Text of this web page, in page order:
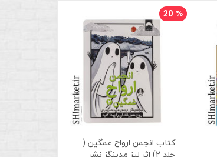
کتاب انجمن ارواح غمگین (
20 %